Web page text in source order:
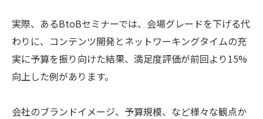
実際、あるBtoBセミナーでは、会場グレードを下げる代
わりに、コンテンツ開発とネットワーキングタイムの充
実に予算を振り向けた結果、満足度評価が前回より15%
向上した例があります。
会社のブランドイメージ、予算規模、など様々な観点か